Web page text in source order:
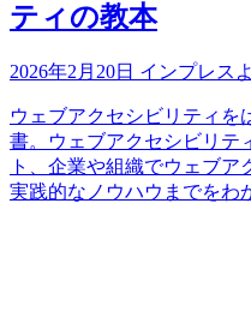
ティの教本
2026年2月20日 インプレス
ウェブアクセシビリティを
書。ウェブアクセシビリテ
ト、企業や組織でウェブ
実践的なノウハウまでをわ